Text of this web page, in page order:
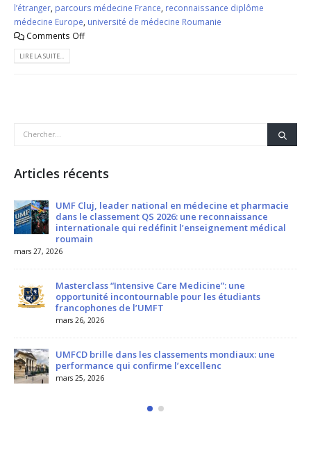
l’étranger parcours médecine France reconnaissance diplôme
médecine Europe université de médecine Roumanie
Comments Off
LIRE LA SUITE...
Articles récents
UMF Cluj, leader national en médecine et pharmacie
dans le classement QS 2026: une reconnaissance
internationale qui redéfinit l’enseignement médical
roumain
mars 27, 2026
Masterclass “Intensive Care Medicine”: une
opportunité incontournable pour les étudiants
francophones de l’UMFT
mars 26, 2026
UMFCD brille dans les classements mondiaux: une
performance qui confirme l’excellenc
mars 25, 2026